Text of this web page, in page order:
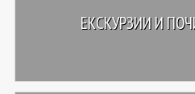
ЛЮБОПИТНО
ЕКСКУРЗИИ И